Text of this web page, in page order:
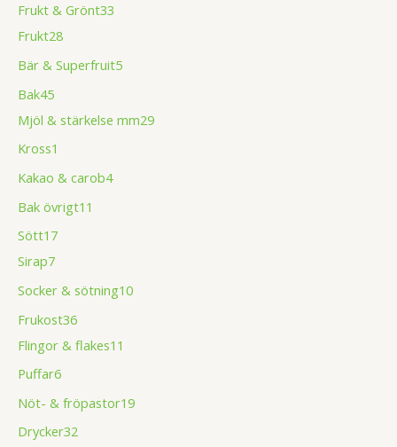
Frukt & Grönt33
Frukt28
Bär & Superfruit5
Bak45
Mjöl & stärkelse mm29
Kross1
Kakao & carob4
Bak övrigt11
Sött17
Sirap7
Socker & sötning10
Frukost36
Flingor & flakes11
Puffar6
Nöt- & fröpastor19
Drycker32